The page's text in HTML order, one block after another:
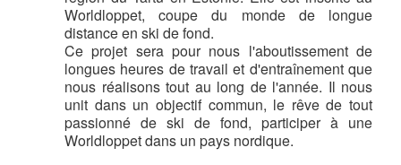
Worldloppet, coupe du monde de longue
distance en ski de fond.
Ce projet sera pour nous l'aboutissement de
longues heures de travail et d'entraînement que
nous réalisons tout au long de l'année. Il nous
unit dans un objectif commun, le rêve de tout
passionné de ski de fond, participer à une
Worldloppet dans un pays nordique.